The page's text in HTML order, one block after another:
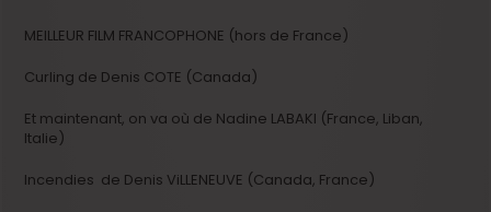
MEILLEUR FILM FRANCOPHONE (hors de France)
Curling de Denis COTE (Canada)
Et maintenant, on va où de Nadine LABAKI (France, Liban,
Italie)
Incendies de Denis ViLLENEUVE (Canada, France)